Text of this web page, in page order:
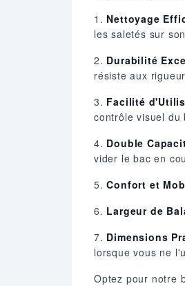
1. Nettoyage
les saletés sur
2. Durabilité
résiste aux
3. Facilité
contrôle visuel du
4. Double
vider le bac en
5.Confort et
6. Largeur de
7. Dimensions
lorsque vous ne
Optez pour notre